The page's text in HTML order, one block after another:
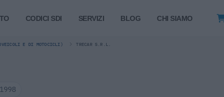
CODICI SDI SERVIZI BLOG CHI SIAMO
E DI MOTOCICLI) TRECAR S.R.L.